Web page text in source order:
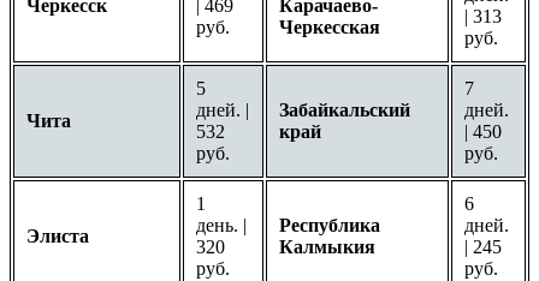
Черкесск
| 469
руб.
Карачаево-
Черкесская
| 313
руб.
Чита
5
дней. |
532
руб.
Забайкальский
край
7
дней.
| 450
руб.
Элиста
1
день. |
320
руб.
Республика
Калмыкия
6
дней.
| 245
руб.